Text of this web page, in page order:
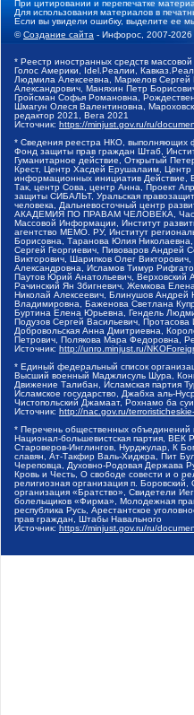
При цитировании и перепечатке
Для использования материалов в
Если вы увидели ошибку, выделите ее
©Создание сайта - Инфорос, 2007-2026
* Реестр иностранных средств
Голос Америки, Idel.Реалии,
Людмила Алексеевна, Маркелов Сергей
Александрович, Маняхин Петр
Гройсман Софья Романовна,
Шмагун Олеся Валентиновна,
редактор 2021, Вега 2021
Источник: https://minjust.gov.ru/ru/
* Сведения реестра НКО, выполняющих
Фонд защиты прав граждан Штаб,
Гуманитарное действие, Открытый
Крест, Центр Хасдей Ерушалаим, Центр
информационных инициатив Действие,
Так, центр Сова, центр Анна, Проект
защиты СИБАЛЬТ, Уральская
человека, Дальневосточный центр
АКАДЕМИЯ ПО ПРАВАМ ЧЕЛОВЕКА,
Массовой Информации, Институт
агентство МЕМО. РУ, Институт
Борисовна, Таранова Юлия
Сергей Георгиевич, Пивоваров Андрей
Викторович, Шарипков Олег
Александровна, Исламов Тимур
Паутов Юрий Анатольевич, Верховский
Рачинский Ян Збигневич, Жемкова
Николай Алексеевич, Блинушов
Владимировна, Баженова Светлана
Буртина Елена Юрьевна, Гендель
Подузов Сергей Васильевич,
Добровольская Анна Дмитриевна,
Петрович, Полякова Мара Федоровна,
Источник: http://unro.minjust.ru/
* Единый федеральный список
Высший военный Маджлисуль Шура,
Движение Талибан, Исламская партия
Исламское государство, Джабха аль-
Чистопольский Джамаат, Рохнамо ба
Источник: http://nac.gov.ru/
* Перечень общественных объединений
Национал-большевистская партия, ВЕК
Староверов-Инглингов, Нурджулар, К
славян, Ат-Такфир Валь-Хиджра, Пит
Череповца, Духовно-Родовая Держава
Кровь и Честь, О свободе совести и о
религиозная организация п.
организация «Братство», Свидетели
болельщиков «Фирма», Молодежная
республика Русь, Арестантское
прав граждан, Штабы Навального
Источник: https://minjust.gov.ru/ru/